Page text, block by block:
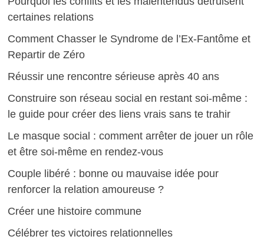
certaines relations
Comment Chasser le Syndrome de l’Ex-Fantôme et
Repartir de Zéro
Réussir une rencontre sérieuse après 40 ans
Construire son réseau social en restant soi-même :
le guide pour créer des liens vrais sans te trahir
Le masque social : comment arrêter de jouer un rôle
et être soi-même en rendez-vous
Couple libéré : bonne ou mauvaise idée pour
renforcer la relation amoureuse ?
Créer une histoire commune
Célébrer tes victoires relationnelles